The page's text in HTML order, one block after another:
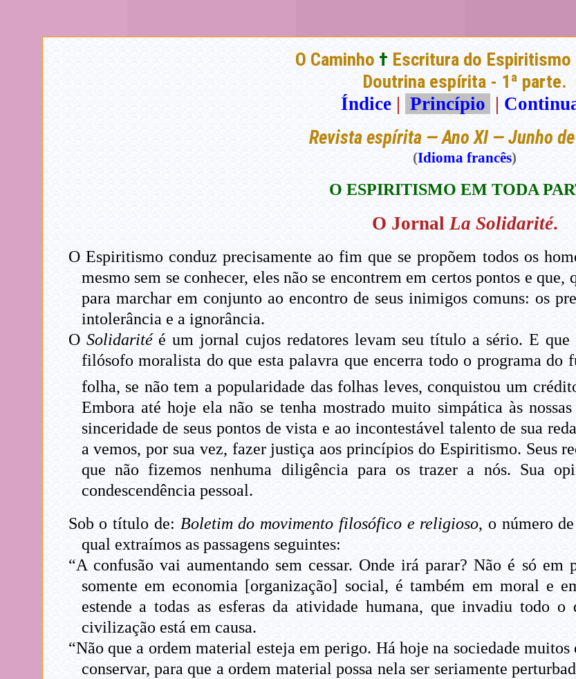
O Caminho † Escritura do Espiritismo
Doutrina espírita - 1ª parte.
Índice | Princípio |
Revista espírita — Ano XI — Junho
(Idioma francês)
O ESPIRITISMO EM TODA
O JornalLa Solidarité.
O Espiritismo conduz precisamente ao fim que se propõem todos os
mesmo sem se conhecer, eles não se encontrem em certos pontos e que,
para marchar em conjunto ao encontro de seus inimigos comuns: os
intolerância e a ignorância.
O Solidaritéé um jornal cujos redatores levam seu título a sério. E que
filósofo moralista do que esta palavra que encerra todo o programa do
folha, se não tem a popularidade das folhas leves, conquistou um
Embora até hoje ela não se tenha mostrado muito simpática às
sinceridade de seus pontos de vista e ao incontestável talento de sua
a vemos, por sua vez, fazer justiça aos princípios do Espiritismo. Seus
que não fizemos nenhuma diligência para os trazer a nós. Sua
condescendência pessoal.
Sob o título de: Boletim do movimento filosófico e religioso, o número
qual extraímos as passagens seguintes:
“A confusão vai aumentando sem cessar. Onde irá parar? Não é só
somente em economia [organização] social, é também em moral e
estende a todas as esferas da atividade humana, que invadiu todo
civilização está em causa.
“Não que a ordem material esteja em perigo. Há hoje na sociedade
conservar, para que a ordem material possa nela ser seriamente